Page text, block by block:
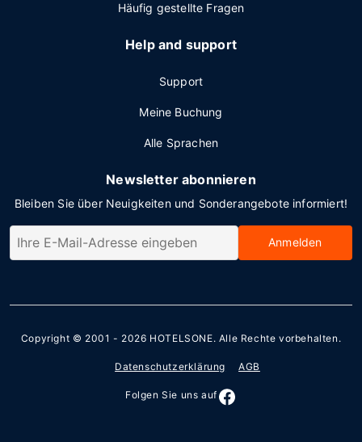
Häufig gestellte Fragen
Help and support
Support
Meine Buchung
Alle Sprachen
Newsletter abonnieren
Bleiben Sie über Neuigkeiten und Sonderangebote informiert!
Anmelden
Copyright © 2001 - 2026 HOTELSONE. Alle Rechte vorbehalten.
Datenschutzerklärung AGB
Folgen Sie uns auf